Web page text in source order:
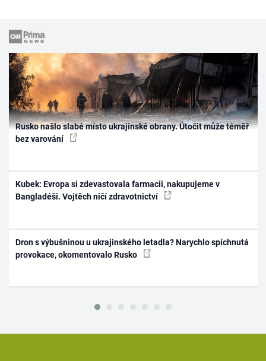
Rusko našlo slabé místo ukrajinské obrany. Útočit může téměř
bez varování
Kubek: Evropa si zdevastovala farmacii, nakupujeme v
Bangladéši. Vojtěch ničí zdravotnictví
Dron s výbušninou u ukrajinského letadla? Narychlo spíchnutá
provokace, okomentovalo Rusko